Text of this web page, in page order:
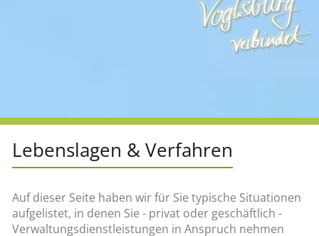
Lebenslagen & Verfahren
Auf dieser Seite haben wir für Sie typische Situationen
aufgelistet, in denen Sie - privat oder geschäftlich -
Verwaltungsdienstleistungen in Anspruch nehmen